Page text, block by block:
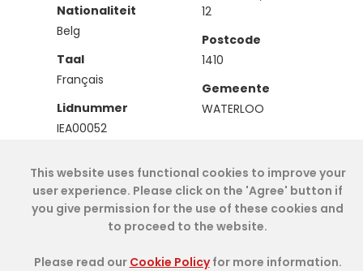
Nationaliteit
Belg
Taal
Français
Lidnummer
IEA00052
Effectief
12
Postcode
1410
Gemeente
WATERLOO
This website uses functional cookies to improve your
user experience. Please click on the 'Agree' button if
you give permission for the use of these cookies and
to proceed to the website.
Please read our Cookie Policyfor more information.